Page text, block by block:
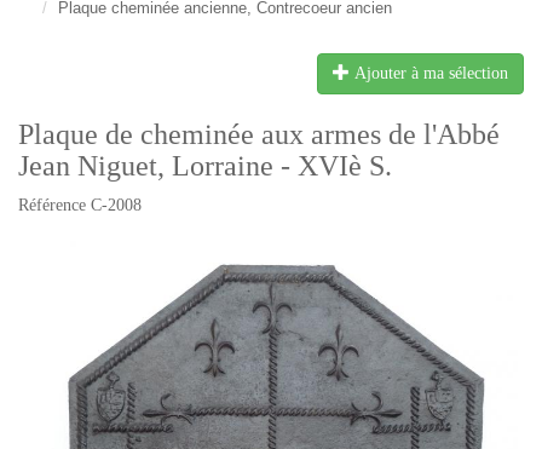
Plaque cheminée ancienne, Contrecoeur ancien
Ajouter à ma sélection
Plaque de cheminée aux armes de l'Abbé
Jean Niguet, Lorraine - XVIè S.
Référence C-2008